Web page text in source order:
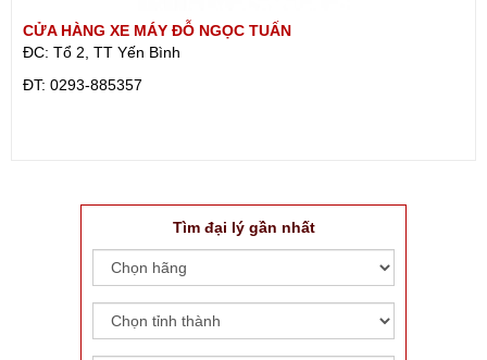
CỬA HÀNG XE MÁY ĐỖ NGỌC TUẤN
ĐC: Tổ 2, TT Yến Bình
ÐT: 0293-885357
Tìm đại lý gần nhất